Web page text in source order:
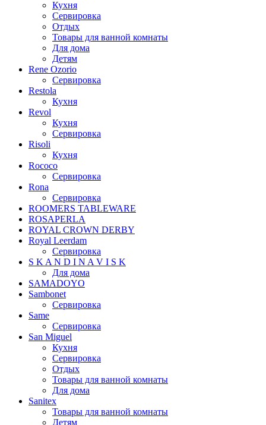
Кухня
Сервировка
Отдых
Товары для ванной комнаты
Для дома
Детям
Rene Ozorio
Сервировка
Restola
Кухня
Revol
Кухня
Сервировка
Risoli
Кухня
Rococo
Сервировка
Rona
Сервировка
ROOMERS TABLEWARE
ROSAPERLA
ROYAL CROWN DERBY
Royal Leerdam
Сервировка
S K A N D I N A V I S K
Для дома
SAMADOYO
Sambonet
Сервировка
Same
Сервировка
San Miguel
Кухня
Сервировка
Отдых
Товары для ванной комнаты
Для дома
Sanitex
Товары для ванной комнаты
Детям